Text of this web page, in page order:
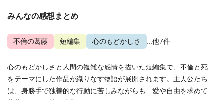
みんなの感想まとめ
不倫の葛藤 短編集 心のもどかしさ ...他7件
心のもどかしさと人間の複雑な感情を描いた短編集で、不倫と死
をテーマにした作品が織りなす物語が展開されます。主人公たち
は、身勝手で独善的な行動に苦しみながらも、愛や自由を求めて